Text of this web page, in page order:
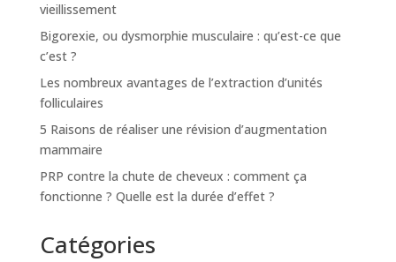
vieillissement
Bigorexie, ou dysmorphie musculaire : qu’est-ce que
c’est ?
Les nombreux avantages de l’extraction d’unités
folliculaires
5 Raisons de réaliser une révision d’augmentation
mammaire
PRP contre la chute de cheveux : comment ça
fonctionne ? Quelle est la durée d’effet ?
Catégories